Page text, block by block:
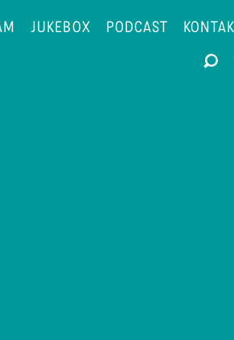
JUKEBOX PODCAST